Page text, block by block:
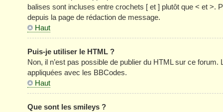
balises sont incluses entre crochets [ et ] plutôt que < et >.
depuis la page de rédaction de message.
Haut
Puis-je utiliser le HTML ?
Non, il n’est pas possible de publier du HTML sur ce
appliquées avec les BBCodes.
Haut
Que sont les smileys ?